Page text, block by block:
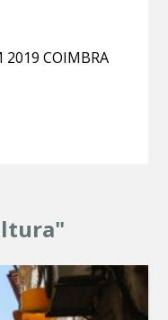
2019 COIMBRA